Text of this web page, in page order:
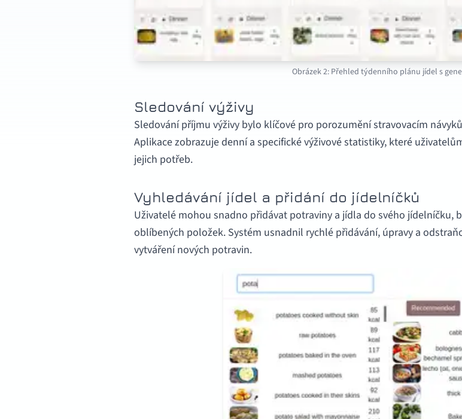
Obrázek 2: Přehled týdenního plánu jídel s
Sledování výživy
Sledování příjmu výživy bylo klíčové pro porozumění stravovacím
Aplikace zobrazuje denní a specifické výživové statistiky, které
jejich potřeb.
Vyhledávání jídel a přidání do jídelníčků
Uživatelé mohou snadno přidávat potraviny a jídla do svého jídelníčku,
oblíbených položek. Systém usnadnil rychlé přidávání, úpravy a
vytváření nových potravin.